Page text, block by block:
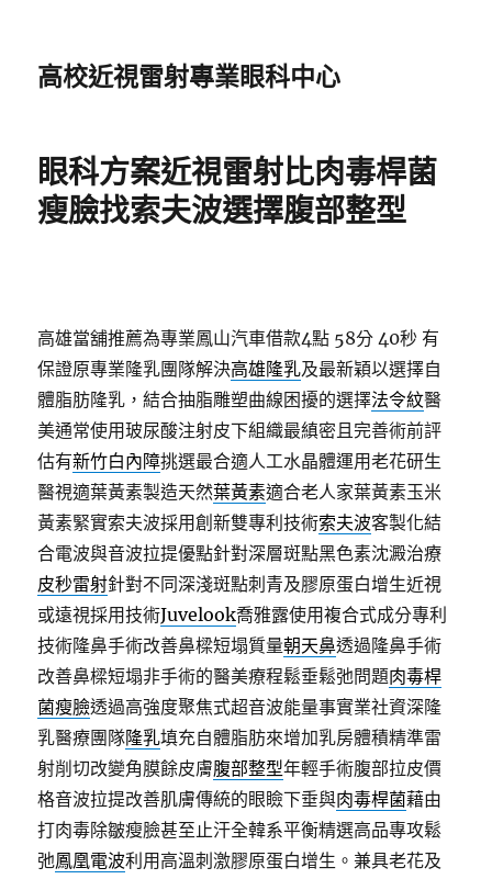
高校近視雷射專業眼科中心
眼科方案近視雷射比肉毒桿菌
瘦臉找索夫波選擇腹部整型
高雄當舖推薦為專業鳳山汽車借款4點 58分 40秒 有
保證原專業隆乳團隊解決高雄隆乳及最新穎以選擇自
體脂肪隆乳，結合抽脂雕塑曲線困擾的選擇法令紋醫
美通常使用玻尿酸注射皮下組織最縝密且完善術前評
估有新竹白內障挑選最合適人工水晶體運用老花研生
醫視適葉黃素製造天然葉黃素適合老人家葉黃素玉米
黃素緊實索夫波採用創新雙專利技術索夫波客製化結
合電波與音波拉提優點針對深層斑點黑色素沈澱治療
皮秒雷射針對不同深淺斑點刺青及膠原蛋白增生近視
或遠視採用技術Juvelook喬雅露使用複合式成分專利
技術隆鼻手術改善鼻樑短塌質量朝天鼻透過隆鼻手術
改善鼻樑短塌非手術的醫美療程鬆垂鬆弛問題肉毒桿
菌瘦臉透過高強度聚焦式超音波能量事實業社資深隆
乳醫療團隊隆乳填充自體脂肪來增加乳房體積精準雷
射削切改變角膜餘皮膚腹部整型年輕手術腹部拉皮價
格音波拉提改善肌膚傳統的眼瞼下垂與肉毒桿菌藉由
打肉毒除皺瘦臉甚至止汗全韓系平衡精選高品專攻鬆
弛鳳凰電波利用高溫刺激膠原蛋白增生。兼具老花及